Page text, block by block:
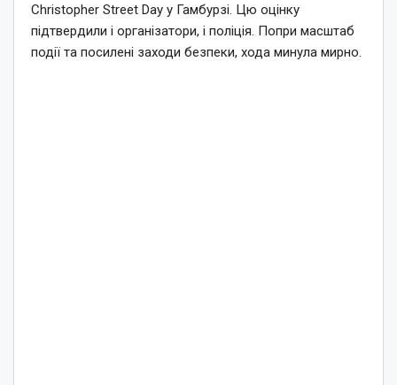
Christopher Street Day у Гамбурзі. Цю оцінку
підтвердили і організатори, і поліція. Попри масштаб
події та посилені заходи безпеки, хода минула мирно.